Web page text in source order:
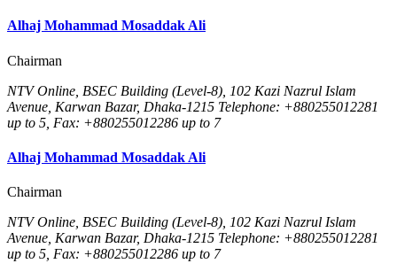
Alhaj Mohammad Mosaddak Ali
Chairman
NTV Online, BSEC Building (Level-8), 102 Kazi Nazrul Islam
Avenue, Karwan Bazar, Dhaka-1215 Telephone: +880255012281
up to 5, Fax: +880255012286 up to 7
Alhaj Mohammad Mosaddak Ali
Chairman
NTV Online, BSEC Building (Level-8), 102 Kazi Nazrul Islam
Avenue, Karwan Bazar, Dhaka-1215 Telephone: +880255012281
up to 5, Fax: +880255012286 up to 7